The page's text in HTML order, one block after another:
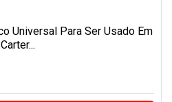
Universal Para Ser Usado Em
Carter...